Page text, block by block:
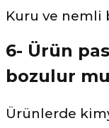
Kuru ve nemli
6- Ürün
bozulur
Ürünlerde